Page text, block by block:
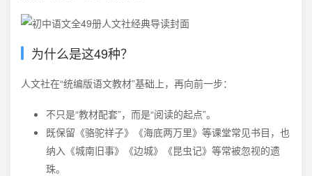
为什么是这49种？
人文社在“统编版语文教材”基础上，再向前一步：
不只是“教材配套”，而是“阅读的起点”。
既保留《骆驼祥子》《海底两万里》等课堂常见书目，也
纳入《城南旧事》《边城》《昆虫记》等常被忽视的遗
珠。